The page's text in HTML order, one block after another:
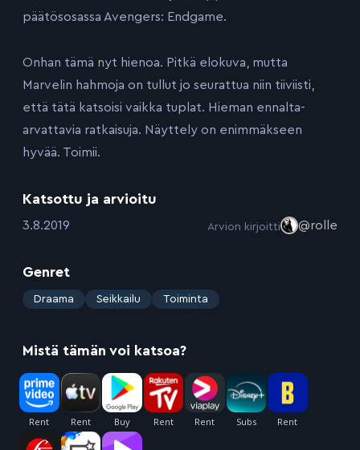
päätösosassa Avengers: Endgame.
Onhan tämä nyt hienoa. Pitkä elokuva, mutta
Marvelin hahmoja on tullut jo seurattua niin tiiviisti,
että tätä katsoisi vaikka tuplat. Hieman ennalta-
arvattavia ratkaisuja. Näyttely on enimmäkseen
hyvää. Toimii.
Katsottu ja arvioitu
:3.8.2019 Arvion kirjoitti @rolle
Genret
: Draama Seikkailu Toiminta
Mistä tämän voi katsoa?